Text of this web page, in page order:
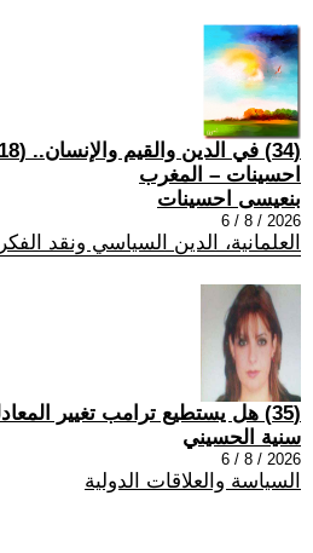
احسينات – المغرب
بنعيسى احسينات
2026 / 8 / 6
العلمانية، الدين السياسي ونقد
(35) هل يستطيع ترامب تغيير المعادلة في غزة؟
سنية الحسيني
2026 / 8 / 6
السياسة والعلاقات الدولية